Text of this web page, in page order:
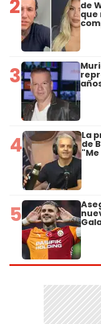
2 de
que
3
4 La
de
5